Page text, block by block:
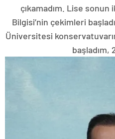
çıkamadım. Lise
Bilgisi’nin çekimleri
Üniversitesi
başladım,